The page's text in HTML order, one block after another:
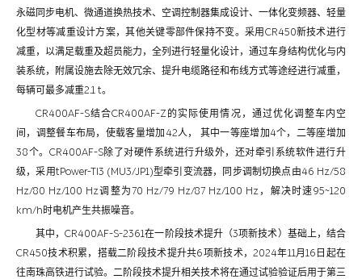
永磁同步电机、微通道换热技术、空调控制器集成设计、一体化变频器、轻量
化型材等减重设计方案，其他关键零部件保持不变。采用CR450新技术进行
减重，以满足载重及超员能力，全列进行轻量化设计，通过车身结构优化与内
装系统，附属设施去除无效冗余、提升电缆路径和布线方式等途经进行减重，
每辆可最多减重2.1 t。
CR400AF-S结合CR400AF-Z的实际使用情况，通过优化调整车内空
间，调整餐车布局，使载客量增加42人， 其中一等座增加4个，二等座增加
38个。CR400AF-S除了对硬件系统进行升级外，还对牵引系统软件进行升
级，采用tPower-TI3 (MU3/JP1)型牵引变流器，同步调制切换点由46 Hz/58
Hz/80 Hz/100 Hz调整为70 Hz/79 Hz/87 Hz/100 Hz，解决时速95~120
km/h时电机产生共振噪音。
其中，CR400AF-S-2361在一阶段技术提升（3项新技术）基础上，结合
CR450技术积累，搭载二阶段技术提升共6项新技术，2024年11月16日起在
往南珠高铁进行试验。二阶段技术提升相关技术将在通过试验验证后用于第三